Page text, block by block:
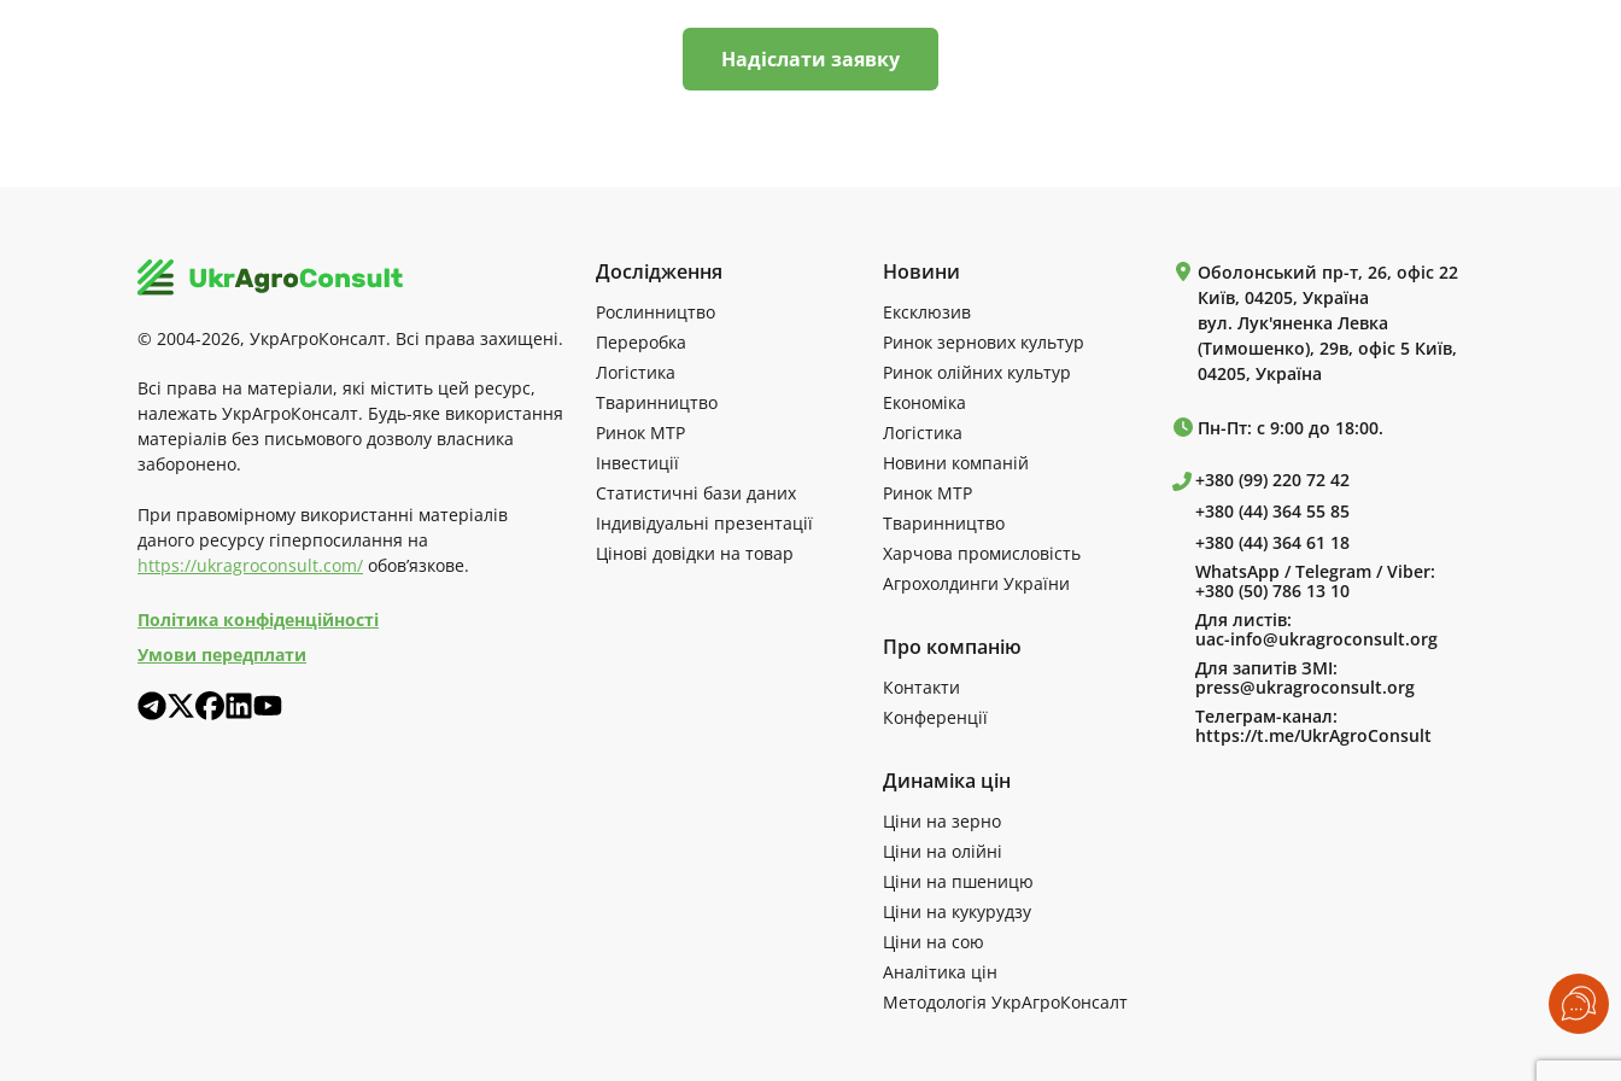
Надіслати заявку
© 2004-2026, УкрАгроКонсалт. Всі права захищені.
Всі права на матеріали, які містить цей ресурс,
належать УкрАгроКонсалт. Будь-яке використання
матеріалів без письмового дозволу власника
заборонено.
При правомірному використанні матеріалів
даного ресурсу гіперпосилання на
https://ukragroconsult.com/ обов’язкове.
Політика конфіденційності
Умови передплати
Дослідження
Рослинництво
Переробка
Логістика
Тваринництво
Ринок МТР
Інвестиції
Статистичні бази даних
Індивідуальні презентації
Цінові довідки на товар
Новини
Ексклюзив
Ринок зернових культур
Ринок олійних культур
Економіка
Логістика
Новини компаній
Ринок МТР
Тваринництво
Харчова промисловість
Агрохолдинги України
Про компанію
Контакти
Конференції
Динаміка цін
Ціни на зерно
Ціни на олійні
Ціни на пшеницю
Ціни на кукурудзу
Ціни на сою
Аналітика цін
Методологія УкрАгроКонсалт
Оболонський пр-т, 26, офіс 22
Київ, 04205, Україна
вул. Лук'яненка Левка
(Тимошенко), 29в, офіс 5 Київ,
04205, Україна
Пн-Пт: с 9:00 до 18:00.
+380 (99) 220 72 42
+380 (44) 364 55 85
+380 (44) 364 61 18
WhatsApp / Telegram / Viber:
+380 (50) 786 13 10
Для листів:
uac-info@ukragroconsult.org
Для запитів ЗМІ:
press@ukragroconsult.org
Телеграм-канал:
https://t.me/UkrAgroConsult